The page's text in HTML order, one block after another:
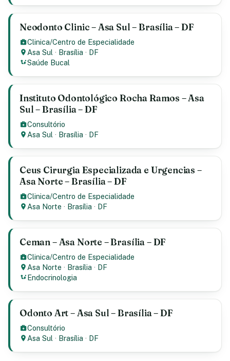
Neodonto Clinic – Asa Sul – Brasília – DF
Clinica/Centro de Especialidade
Asa Sul · Brasília · DF
Saúde Bucal
Instituto Odontológico Rocha Ramos – Asa
Sul – Brasília – DF
Consultório
Asa Sul · Brasília · DF
Ceus Cirurgia Especializada e Urgencias –
Asa Norte – Brasília – DF
Clinica/Centro de Especialidade
Asa Norte · Brasília · DF
Ceman – Asa Norte – Brasília – DF
Clinica/Centro de Especialidade
Asa Norte · Brasília · DF
Endocrinologia
Odonto Art – Asa Sul – Brasília – DF
Consultório
Asa Sul · Brasília · DF